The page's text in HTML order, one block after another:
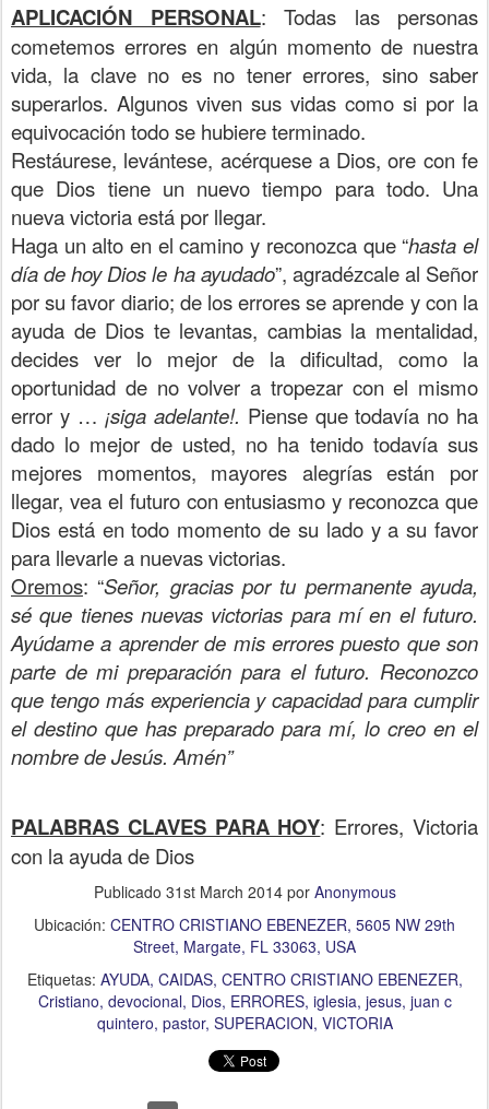
APLICACIÓN PERSONAL: Todas las personas
cometemos errores en algún momento de nuestra
vida, la clave no es no tener errores, sino saber
superarlos. Algunos viven sus vidas como si por la
equivocación todo se hubiere terminado.
Restáurese, levántese, acérquese a Dios, ore con fe
que Dios tiene un nuevo tiempo para todo. Una
nueva victoria está por llegar.
Haga un alto en el camino y reconozca que “hasta el
día de hoy Dios le ha ayudado”, agradézcale al Señor
por su favor diario; de los errores se aprende y con la
ayuda de Dios te levantas, cambias la mentalidad,
decides ver lo mejor de la dificultad, como la
oportunidad de no volver a tropezar con el mismo
error y … ¡siga adelante!. Piense que todavía no ha
dado lo mejor de usted, no ha tenido todavía sus
mejores momentos, mayores alegrías están por
llegar, vea el futuro con entusiasmo y reconozca que
Dios está en todo momento de su lado y a su favor
para llevarle a nuevas victorias.
Oremos: “Señor, gracias por tu permanente ayuda,
sé que tienes nuevas victorias para mí en el futuro.
Ayúdame a aprender de mis errores puesto que son
parte de mi preparación para el futuro. Reconozco
que tengo más experiencia y capacidad para cumplir
el destino que has preparado para mí, lo creo en el
nombre de Jesús. Amén”
PALABRAS CLAVES PARA HOY: Errores, Victoria
con la ayuda de Dios
Publicado 31st March 2014por Anonymous
Ubicación: CENTRO CRISTIANO EBENEZER, 5605 NW 29th
Street, Margate, FL 33063, USA
Etiquetas: AYUDA CAIDAS CENTRO CRISTIANO EBENEZER
Cristiano devocional Dios ERRORES iglesia jesus juan c
quintero pastor SUPERACION VICTORIA